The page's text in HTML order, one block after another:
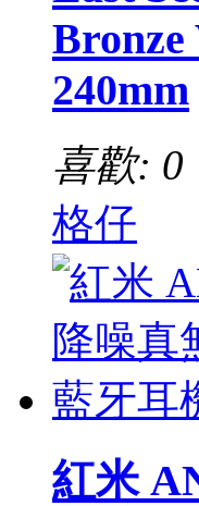
Bronze
240mm
喜歡:
格仔
紅米